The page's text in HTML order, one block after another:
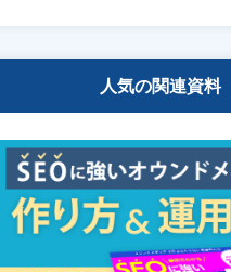
人気の関連資料